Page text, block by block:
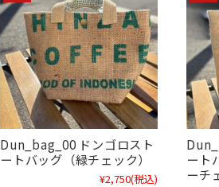
Dun_bag_00 ドンゴロスト
ートバッグ（緑チェック）
¥2,750(税込)
ート
ーチ